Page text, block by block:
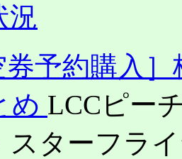
況
券予約購入
め LCCピー
スターフラ